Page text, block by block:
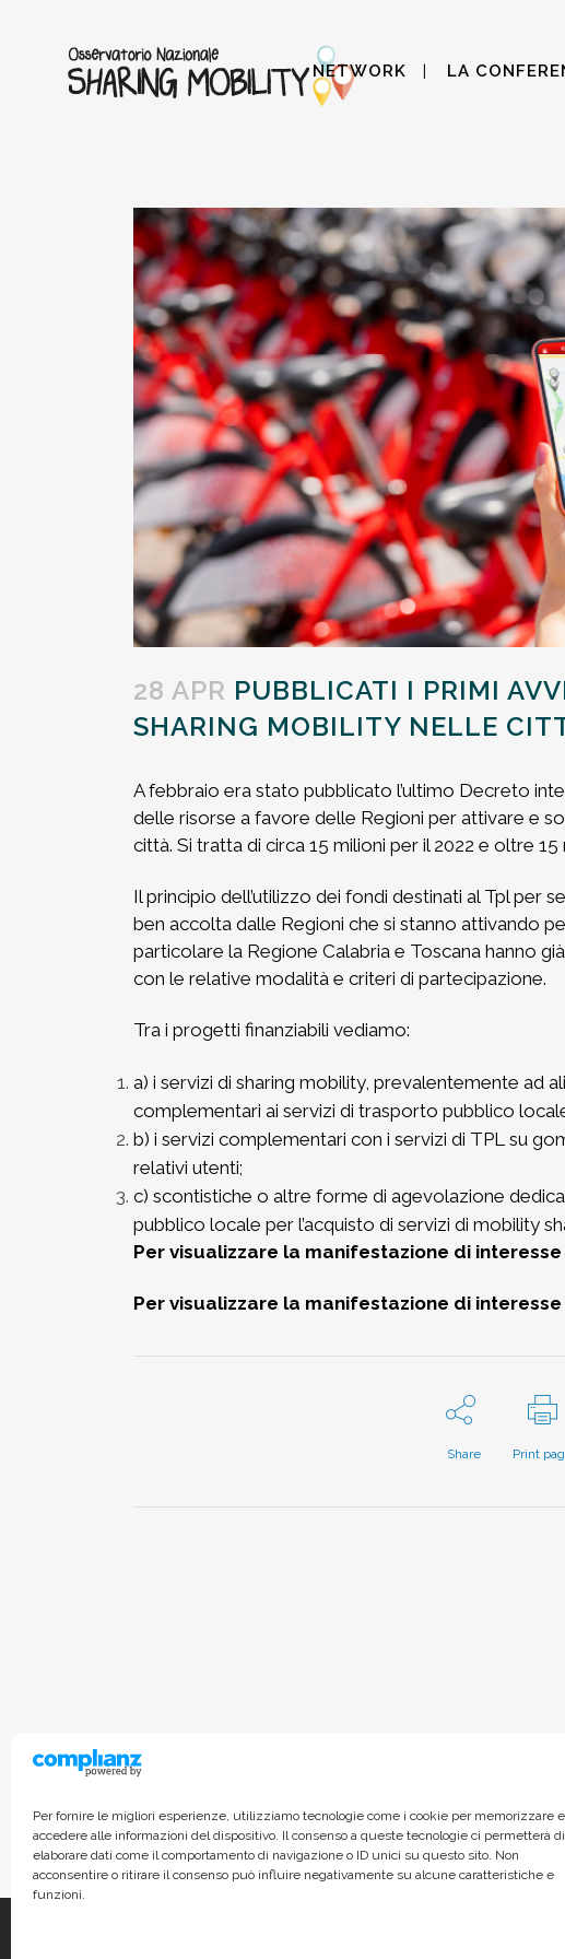
Per fornire le migliori esperienze, utilizziamo tecnologie come i cookie per memorizzare
accedere alle informazioni del dispositivo. Il consenso a queste tecnologie ci permetterà di
elaborare dati come il comportamento di navigazione o ID unici su questo sito. Non
acconsentire o ritirare il consenso può influire negativamente su alcune caratteristiche e
funzioni.
NETWORK LA
28 APR PUBBLICATI I PRIMI
SHARING MOBILITY NELLE
A febbraio era stato pubblicato l’ultimo Decreto
delle risorse a favore delle Regioni per attivare e
città. Si tratta di circa 15 milioni per il 2022 e oltre 15
Il principio dell’utilizzo dei fondi destinati al Tpl per
ben accolta dalle Regioni che si stanno attivando
particolare la Regione Calabria e Toscana hanno
con le relative modalità e criteri di partecipazione.
Tra i progetti finanziabili vediamo:
a) i servizi di sharing mobility, prevalentemente ad
complementari ai servizi di trasporto pubblico
b) i servizi complementari con i servizi di TPL su
relativi utenti;
c) scontistiche o altre forme di agevolazione
pubblico locale per l’acquisto di servizi di mobility
Per visualizzare la manifestazione di
Per visualizzare la manifestazione di
Share Print